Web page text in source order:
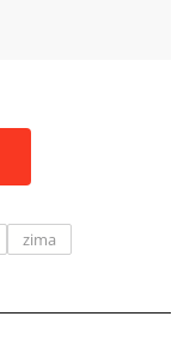
zima